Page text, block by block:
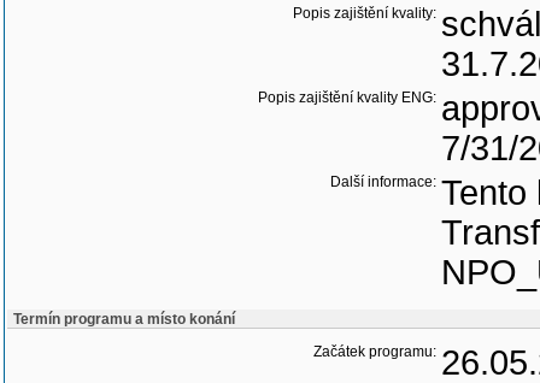
Popis zajištění kvality:
Popis zajištění kvality ENG:
7/31/
Další informace: Tento
Termín programu a místo konání
Začátek programu: